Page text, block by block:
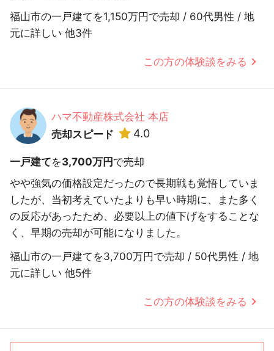
福山市の一戸建てを1,150万円で売却 / 60代男性 / 地
元に詳しい 他3件
この方の体験談をみる
ハマ不動産株式会社 本店
売却スピード
4.0
一戸建てを3,700万円 で売却
やや強気の価格設定だったので長期戦も覚悟していま
したが、当初考えていたよりも早い時期に、また多く
の反応があったため、必要以上の値下げをすることな
く、早期の売却が可能になりました。
福山市の一戸建てを3,700万円で売却 / 50代男性 / 地
元に詳しい 他5件
この方の体験談をみる